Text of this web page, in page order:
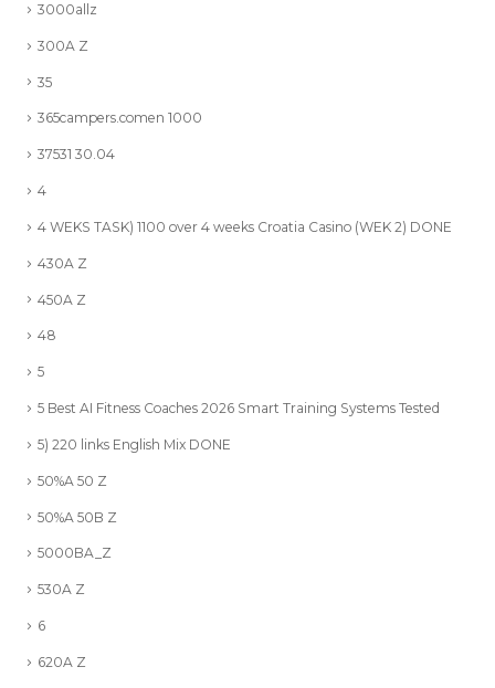
3000allz
300A Z
35
365campers.comen 1000
37531 30.04
4
4 WEKS TASK) 1100 over 4 weeks Croatia Casino (WEK 2) DONE
430A Z
450A Z
48
5
5 Best AI Fitness Coaches 2026 Smart Training Systems Tested
5) 220 links English Mix DONE
50%A 50 Z
50%A 50B Z
5000BA_Z
530A Z
6
620A Z